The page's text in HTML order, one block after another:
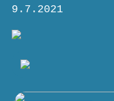
9.7.2021